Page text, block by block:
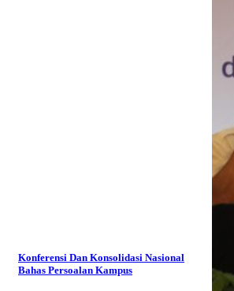
Konferensi Dan Konsolidasi Nasional
Bahas Persoalan Kampus